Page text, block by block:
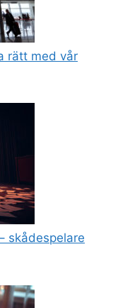
rätt med vår
skådespelare